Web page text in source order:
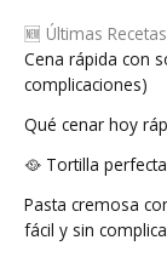
🆕 Últimas
Cena rápida con
complicaciones)
Qué cenar hoy
🥘 Tortilla
Pasta cremosa
fácil y sin